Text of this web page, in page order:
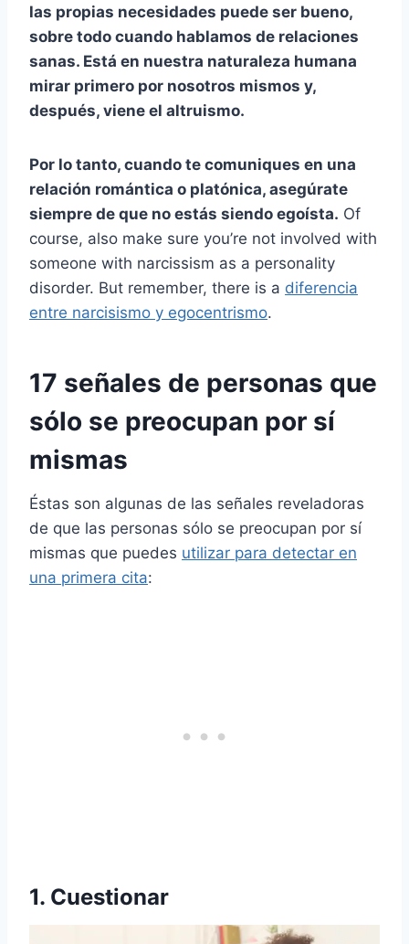
las propias necesidades puede ser bueno,
sobre todo cuando hablamos de relaciones
sanas. Está en nuestra naturaleza humana
mirar primero por nosotros mismos y,
después, viene el altruismo.
Por lo tanto, cuando te comuniques en una
relación romántica o platónica, asegúrate
siempre de que no estás siendo egoísta. Of
course, also make sure you’re not involved with
someone with narcissism as a personality
disorder. But remember, there is a diferencia
entre narcisismo y egocentrismo.
17 señales de personas que
sólo se preocupan por sí
mismas
Éstas son algunas de las señales reveladoras
de que las personas sólo se preocupan por sí
mismas que puedes utilizar para detectar en
una primera cita:
1. Cuestionar